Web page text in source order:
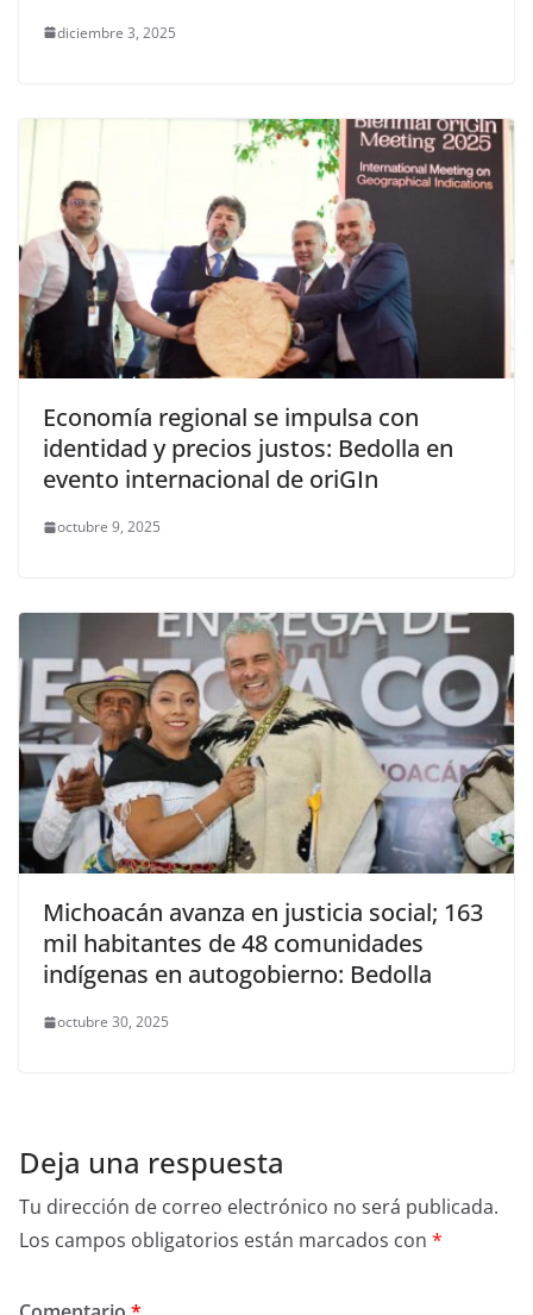
diciembre 3, 2025
Economía regional se impulsa con
identidad y precios justos: Bedolla en
evento internacional de oriGIn
octubre 9, 2025
Michoacán avanza en justicia social; 163
mil habitantes de 48 comunidades
indígenas en autogobierno: Bedolla
octubre 30, 2025
Deja una respuesta
Tu dirección de correo electrónico no será publicada.
Los campos obligatorios están marcados con *